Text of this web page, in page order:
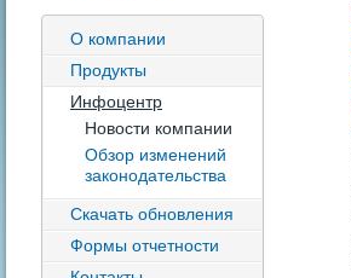
О компании
Продукты
Инфоцентр
Новости компании
Обзор изменений
законодательства
Скачать обновления
Формы отчетности